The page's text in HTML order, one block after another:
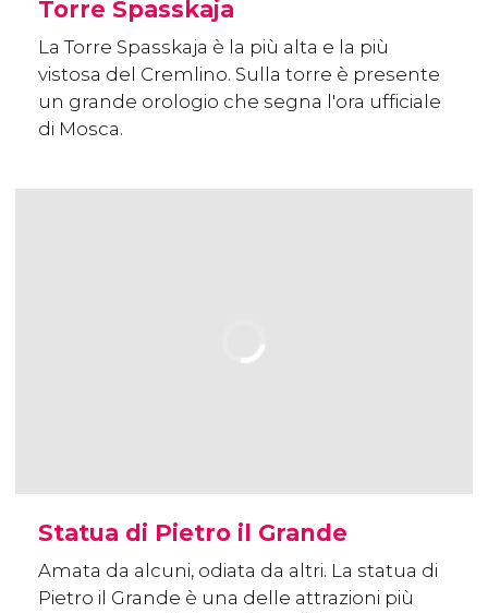
Torre Spasskaja
La Torre Spasskaja è la più alta e la più
vistosa del Cremlino. Sulla torre è presente
un grande orologio che segna l'ora ufficiale
di Mosca.
Statua di Pietro il Grande
Amata da alcuni, odiata da altri. La statua di
Pietro il Grande è una delle attrazioni più